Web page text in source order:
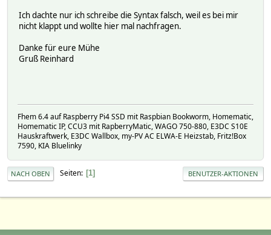
Ich dachte nur ich schreibe die Syntax falsch, weil es bei mir
nicht klappt und wollte hier mal nachfragen.
Danke für eure Mühe
Gruß Reinhard
Fhem 6.4 auf Raspberry Pi4 SSD mit Raspbian Bookworm, Homematic,
Homematic IP, CCU3 mit RapberryMatic, WAGO 750-880, E3DC S10E
Hauskraftwerk, E3DC Wallbox, my-PV AC ELWA-E Heizstab, Fritz!Box
7590, KIA Bluelinky
NACH OBEN Seiten 1 BENUTZER-AKTIONEN